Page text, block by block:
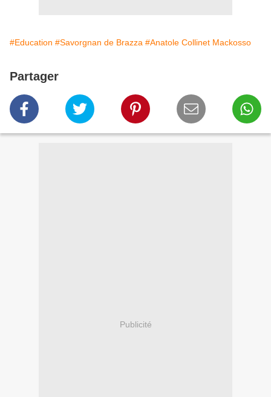
#Education #Savorgnan de Brazza #Anatole Collinet Mackosso
Partager
Publicité